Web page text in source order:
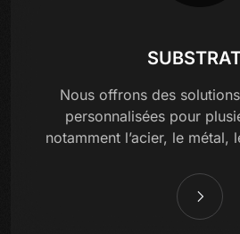
Nous offrons des
personnalisées pour
notamment l’acier, le métal,